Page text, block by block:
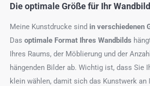
Die optimale Größe für Ihr Wandbild
Meine Kunstdrucke sind in verschiedenen
Das optimale Format Ihres Wandbilds
Ihres Raums, der Möblierung und der
hängenden Bilder ab. Wichtig ist, dass Sie
klein wählen, damit sich das Kunstwerk an